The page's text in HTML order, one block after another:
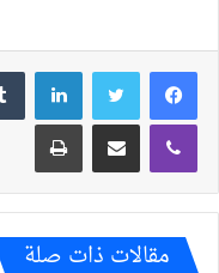
فيسبوك تويتر
ڤايبر مشاركة عبر البريد
مقالات ذات صلة